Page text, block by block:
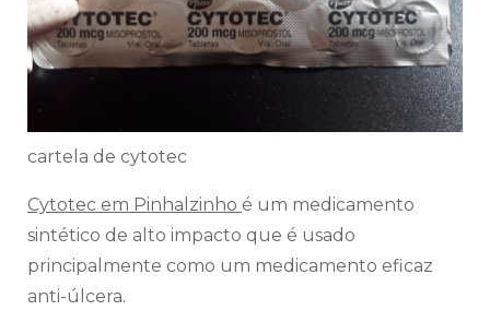
cartela de cytotec
Cytotec em Pinhalzinho é um medicamento
sintético de alto impacto que é usado
principalmente como um medicamento eficaz
anti-úlcera.